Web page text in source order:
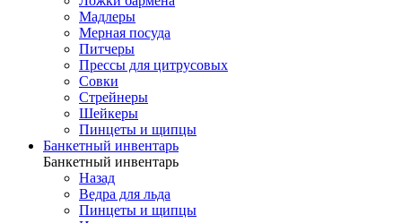
Мадлеры
Мерная посуда
Питчеры
Прессы для цитрусовых
Совки
Стрейнеры
Шейкеры
Пинцеты и щипцы
Банкетный инвентарь
Банкетный инвентарь
Назад
Ведра для льда
Пинцеты и щипцы